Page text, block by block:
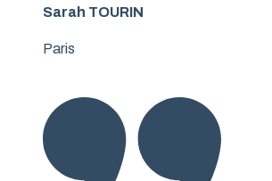
Sarah TOURIN
Paris